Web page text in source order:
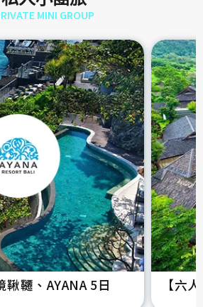
MINI GROUP
鞦韆、AYANA 5日 【六